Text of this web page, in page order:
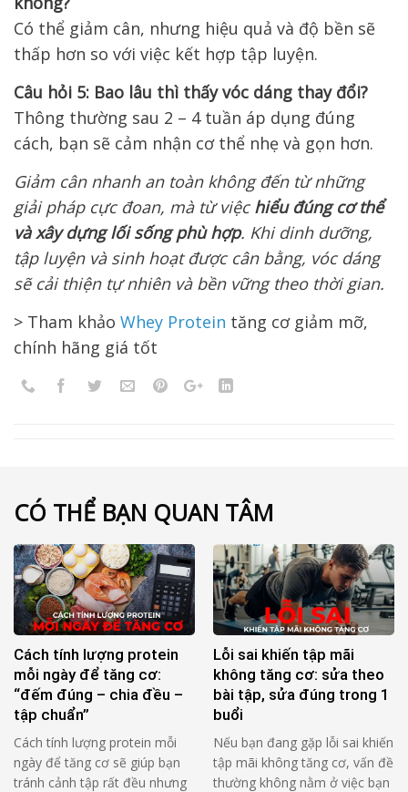
Có thể giảm cân, nhưng hiệu quả và độ bền sẽ
thấp hơn so với việc kết hợp tập luyện.
Câu hỏi 5: Bao lâu thì thấy vóc dáng thay đổi?
Thông thường sau 2 – 4 tuần áp dụng đúng
cách, bạn sẽ cảm nhận cơ thể nhẹ và gọn hơn.
Giảm cân nhanh an toàn không đến từ những
giải pháp cực đoan, mà từ việc hiểu đúng cơ thể
và xây dựng lối sống phù hợp. Khi dinh dưỡng,
tập luyện và sinh hoạt được cân bằng, vóc dáng
sẽ cải thiện tự nhiên và bền vững theo thời gian.
> Tham khảo Whey Protein tăng cơ giảm mỡ,
chính hãng giá tốt
CÓ THỂ BẠN QUAN TÂM
Cách tính lượng protein
mỗi ngày để tăng cơ:
“đếm đúng – chia đều –
tập chuẩn”
Cách tính lượng protein mỗi
ngày để tăng cơ sẽ giúp bạn
tránh cảnh tập rất đều nhưng
Lỗi sai khiến tập mãi
không tăng cơ: sửa theo
bài tập, sửa đúng trong 1
buổi
Nếu bạn đang gặp lỗi sai khiến
tập mãi không tăng cơ, vấn đề
thường không nằm ở việc bạn